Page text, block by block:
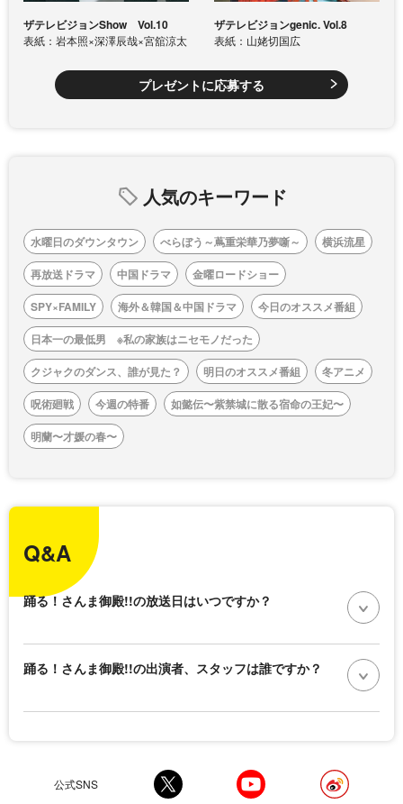
ザテレビジョンShow Vol.10
表紙：岩本照×深澤辰哉×宮舘涼太
ザテレビジョンgenic. Vol.8
表紙：山姥切国広
プレゼントに応募する
人気のキーワード
水曜日のダウンタウン べらぼう～蔦重栄華乃夢噺～
横浜流星
再放送ドラマ
中国ドラマ
金曜ロードショー
SPY×FAMILY
海外＆韓国＆中国ドラマ
今日のオススメ番組
日本一の最低男 ※私の家族はニセモノだった
クジャクのダンス、誰が見た？
明日のオススメ番組
冬アニメ
呪術廻戦
今週の特番
如懿伝〜紫禁城に散る宿命の王妃〜
明蘭〜才媛の春〜
Q&A
踊る！さんま御殿!!の放送日はいつですか？
踊る！さんま御殿!!の出演者、スタッフは誰ですか？
公式SNS